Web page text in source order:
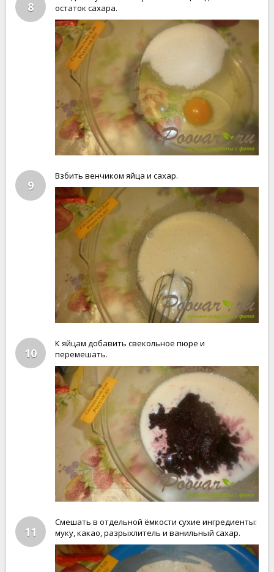
8
остаток сахара.
9
Взбить венчиком яйца и сахар.
10
К яйцам добавить свекольное пюре и
перемешать.
11
Смешать в отдельной ёмкости сухие ингредиенты:
муку, какао, разрыхлитель и ванильный сахар.